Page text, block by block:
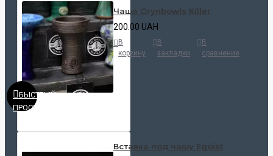
БЫСТРЫЙ
ПРОСМОТР
Чаша Grynbowls Killer
200.00 UAH
В
корзину
В
закладки
В
сравнение
Вставка под чашу Egoist